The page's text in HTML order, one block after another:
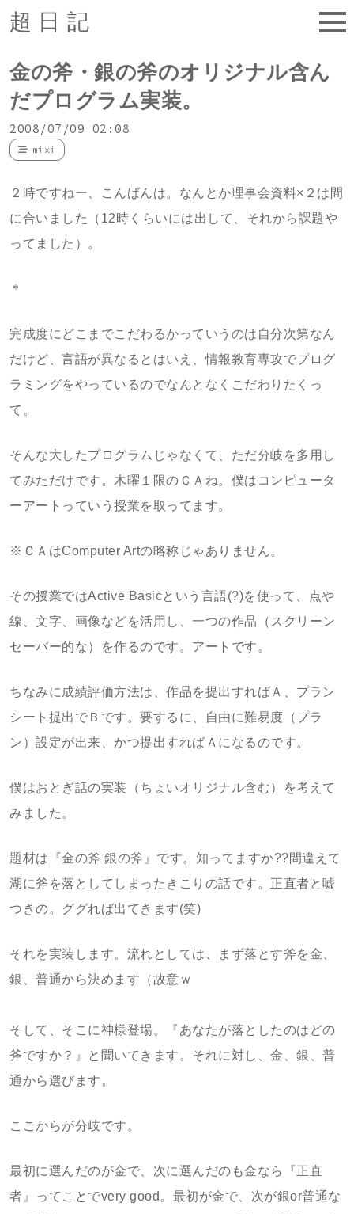
超日記
金の斧・銀の斧のオリジナル含ん
だプログラム実装。
2008/07/09 02:08
mixi
２時ですねー、こんばんは。なんとか理事会資料×２は間
に合いました（12時くらいには出して、それから課題や
ってました）。
＊
完成度にどこまでこだわるかっていうのは自分次第なん
だけど、言語が異なるとはいえ、情報教育専攻でプログ
ラミングをやっているのでなんとなくこだわりたくっ
て。
そんな大したプログラムじゃなくて、ただ分岐を多用し
てみただけです。木曜１限のＣＡね。僕はコンピュータ
ーアートっていう授業を取ってます。
※ＣＡはComputer Artの略称じゃありません。
その授業ではActive Basicという言語(?)を使って、点や
線、文字、画像などを活用し、一つの作品（スクリーン
セーバー的な）を作るのです。アートです。
ちなみに成績評価方法は、作品を提出すればＡ、プラン
シート提出でＢです。要するに、自由に難易度（プラ
ン）設定が出来、かつ提出すればＡになるのです。
僕はおとぎ話の実装（ちょいオリジナル含む）を考えて
みました。
題材は『金の斧 銀の斧』です。知ってますか??間違えて
湖に斧を落としてしまったきこりの話です。正直者と嘘
つきの。ググれば出てきます(笑)
それを実装します。流れとしては、まず落とす斧を金、
銀、普通から決めます（故意ｗ
そして、そこに神様登場。『あなたが落としたのはどの
斧ですか？』と聞いてきます。それに対し、金、銀、普
通から選びます。
ここからが分岐です。
最初に選んだのが金で、次に選んだのも金なら『正直
者』ってことでvery good。最初が金で、次が銀or普通な